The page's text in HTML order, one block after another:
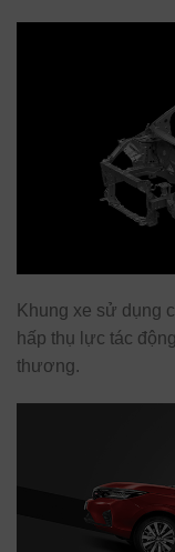
Khung xe sử dụng
hấp thụ lực tác
thương.